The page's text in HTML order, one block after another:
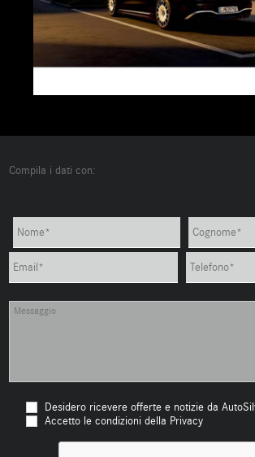
Compila i dati con:
Desidero ricevere offerte e notizie da
Accetto le condizioni della Privacy